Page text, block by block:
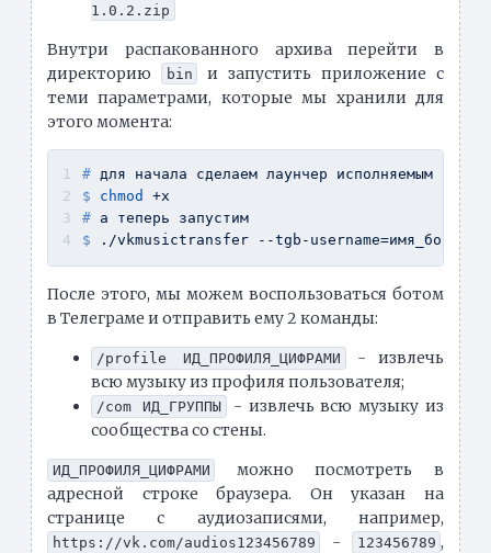
1.0.2.zip
Внутри распакованного архива перейти в
директорию
bin
и запустить приложение с
теми параметрами, которые мы хранили для
этого момента:
# для начала сделаем лаунчер исполняемым
$ chmod
+x
# а теперь запустим
$
./vkmusictransfer --tgb-
После этого, мы можем воспользоваться ботом
в Телеграме и отправить ему 2 команды:
/profile ИД_ПРОФИЛЯ_ЦИФРАМИ
- извлечь
всю музыку из профиля пользователя;
/com ИД_ГРУППЫ
- извлечь всю музыку из
сообщества со стены.
ИД_ПРОФИЛЯ_ЦИФРАМИ
можно посмотреть в
адресной строке браузера. Он указан на
странице с аудиозаписями, например,
https://vk.com/audios123456789 - 123456789 ,